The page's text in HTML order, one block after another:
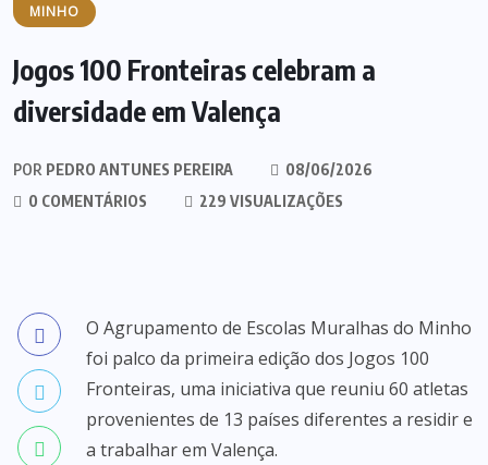
MINHO
Jogos 100 Fronteiras celebram a
diversidade em Valença
POR PEDRO ANTUNES PEREIRA
08/06/2026
0 COMENTÁRIOS
229 VISUALIZAÇÕES
O Agrupamento de Escolas Muralhas do Minho
foi palco da primeira edição dos Jogos 100
Fronteiras, uma iniciativa que reuniu 60 atletas
provenientes de 13 países diferentes a residir e
a trabalhar em Valença.